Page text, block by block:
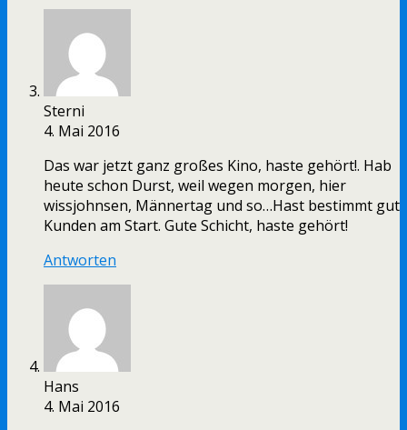
Sterni
4. Mai 2016
Das war jetzt ganz großes Kino, haste gehört!. Hab
heute schon Durst, weil wegen morgen, hier
wissjohnsen, Männertag und so…Hast bestimmt gut
Kunden am Start. Gute Schicht, haste gehört!
Antworten
Hans
4. Mai 2016